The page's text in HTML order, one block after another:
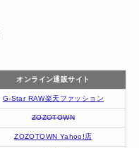
オンライン通販サイト
G-Star RAW楽天ファッション
ZOZOTOWN
ZOZOTOWN Yahoo!店